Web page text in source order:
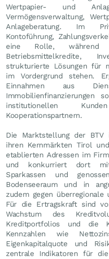
Wertpapier- und
Vermögensverwaltung,
Anlageberatung. Im
Kontoführung,
eine Rolle, während
Betriebsmittelkredite,
strukturierte Lösungen für
im Vordergrund stehen.
Einnahmen aus
Immobilienfinanzierungen
institutionellen
Kooperationspartnern.
Die Marktstellung der
ihren Kernmärkten Tirol
etablierten Adressen im
und konkurriert dort mit
Sparkassen und
Bodenseeraum und in
zudem gegen
Für die Ertragskraft sind
Wachstum des
Kreditportfolios und die
Kennzahlen wie
Eigenkapitalquote und
zentrale Indikatoren für